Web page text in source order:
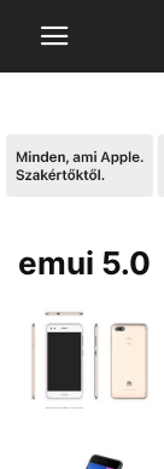
emui 5.0